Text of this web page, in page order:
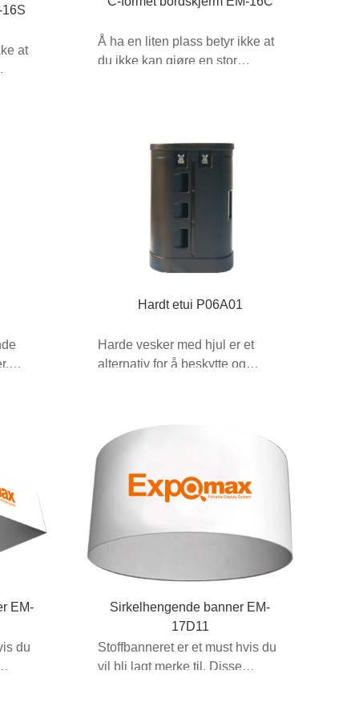
16S
at
Å ha en liten plass betyr ikke at
du ikke kan gjøre en stor
Hardt etui P06A01
Harde vesker med hjul er et
alternativ for å beskytte og
EM-
du
Sirkelhengende banner EM-
17D11
Stoffbanneret er et must hvis du
vil bli lagt merke til. Disse